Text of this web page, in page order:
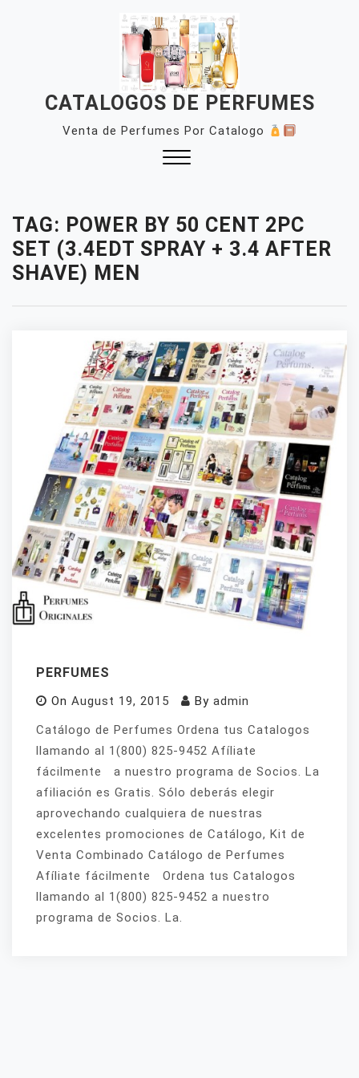
CATALOGOS DE PERFUMES
Venta de Perfumes Por Catalogo
TAG: POWER BY 50 CENT 2PC
SET (3.4EDT SPRAY + 3.4 AFTER
SHAVE) MEN
PERFUMES
On August 19, 2015 By admin
Catálogo de Perfumes Ordena tus Catalogos
llamando al 1(800) 825-9452 Afíliate
fácilmente a nuestro programa de Socios. La
afiliación es Gratis. Sólo deberás elegir
aprovechando cualquiera de nuestras
excelentes promociones de Catálogo, Kit de
Venta Combinado Catálogo de Perfumes
Afíliate fácilmente Ordena tus Catalogos
llamando al 1(800) 825-9452 a nuestro
programa de Socios. La.